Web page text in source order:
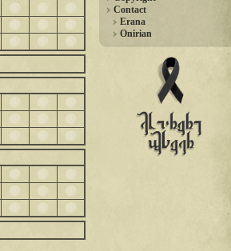
Contact
Erana
Onirian